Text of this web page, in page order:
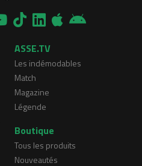
ASSE.TV
Les indémodables
Match
Magazine
Légende
Boutique
Tous les produits
Nouveautés